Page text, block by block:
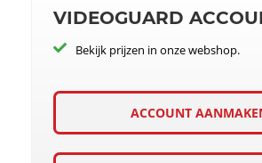
VIDEOGUARD
Bekijk prijzen in onze webshop.
ACCOUNT